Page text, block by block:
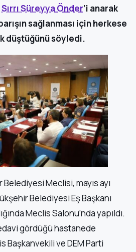
Sırrı Süreyya Önder’i anarak
sağlanması için herkese
düştüğünü söyledi.
Meclisi, mayıs ayı
Belediyesi Eş Başkanı
Meclis Salonu’nda yapıldı.
gördüğü hastanede
Başkanvekili ve DEM Parti